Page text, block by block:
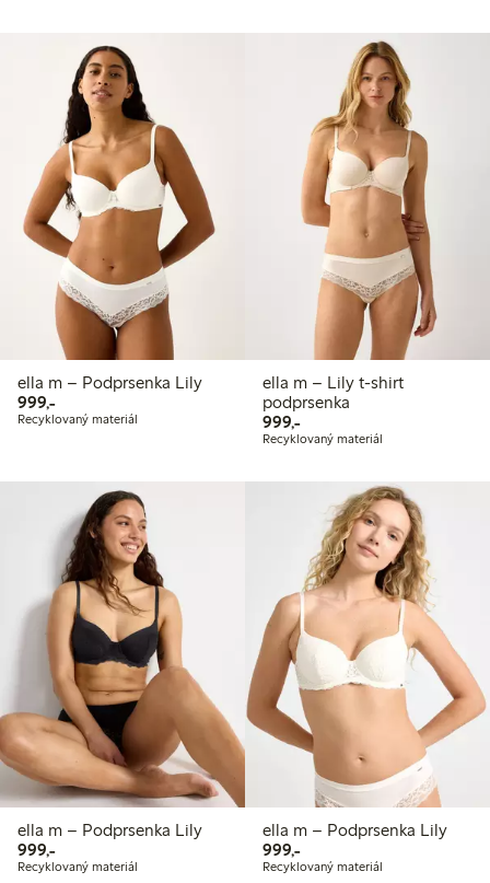
ella m – Podprsenka Lily
999,-999,00 Kč
Recyklovaný materiál
ella m – Lily t-shirt
podprsenka
999,-999,00 Kč
Recyklovaný materiál
ella m – Podprsenka Lily
999,-999,00 Kč
Recyklovaný materiál
ella m – Podprsenka Lily
999,-999,00 Kč
Recyklovaný materiál